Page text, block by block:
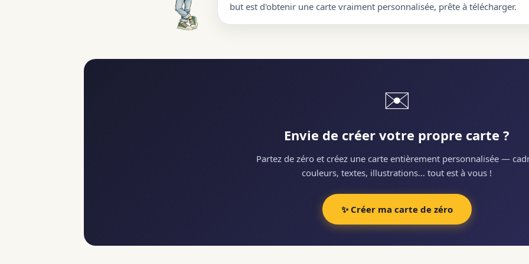
but est d'obtenir une carte vraiment personnalisée, prête à télécharger.
✉️
Envie de créer votre propre carte ?
Partez de zéro et créez une carte entièrement personnalisée —
couleurs, textes, illustrations… tout est à vous !
✨ Créer ma carte de zéro